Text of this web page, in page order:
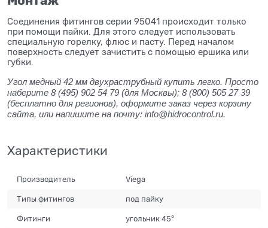
Соединения фитингов серии 95041 происходит только
при помощи пайки. Для этого следует использовать
специальную горелку, флюс и пасту. Перед началом
поверхность следует зачистить с помощью ершика или
губки.
Угол медный 42 мм двухраструбный купить легко. Просто
наберите 8 (495) 902 54 79 (для Москвы); 8 (800) 505 27 39
(бесплатно для регионов), оформите заказ через корзину
сайта, или напишите на почту: info@hidrocontrol.ru.
Характеристики
Производитель Viega
Типы фитингов под пайку
Фитинги угольник 45°